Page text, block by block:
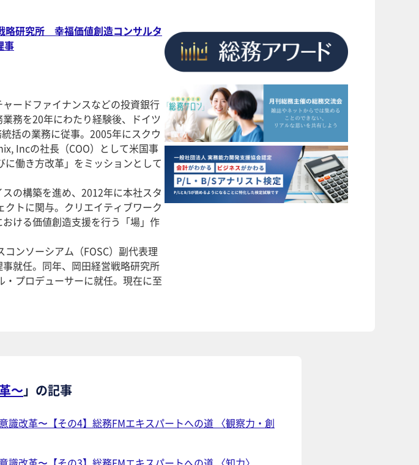
研究所 幸福価値創造コンサルタ
事
ードファイナンスなどの投資銀行
務を20年にわたり経験後、ドイツ
括の業務に従事。2005年にスクウ
Incの社長（COO）として米国事
働き方改革」をミッションとして
の構築を進め、2012年に本社スタ
トに関与。クリエイティブワーク
ける価値創造支援を行う「場」作
ンソーシアム（FOSC）副代表理
就任。同年、岡田経営戦略研究所
プロデューサーに就任。現在に至
～」の記事
識改革〜【その4】総務FMエキスパートへの道 〈観察力・創